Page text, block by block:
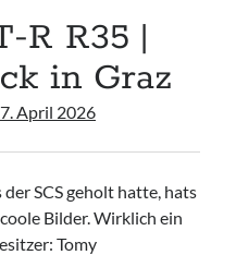
R R35 |
in Graz
April 2026
SCS geholt hatte, hats
Bilder. Wirklich ein
Tomy